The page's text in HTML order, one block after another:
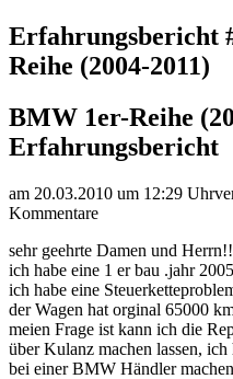
Erfahrungsbericht
Reihe (2004-2011)
BMW 1er-Reihe
Erfahrungsbericht
am 20.03.2010 um 12:29 Uhr
Kommentare
sehr geehrte Damen und
ich habe eine 1 er bau .jahr 2005
ich habe eine
der Wagen hat orginal 65000
meien Frage ist kann ich die
über Kulanz machen lassen,
bei einer BMW Händler